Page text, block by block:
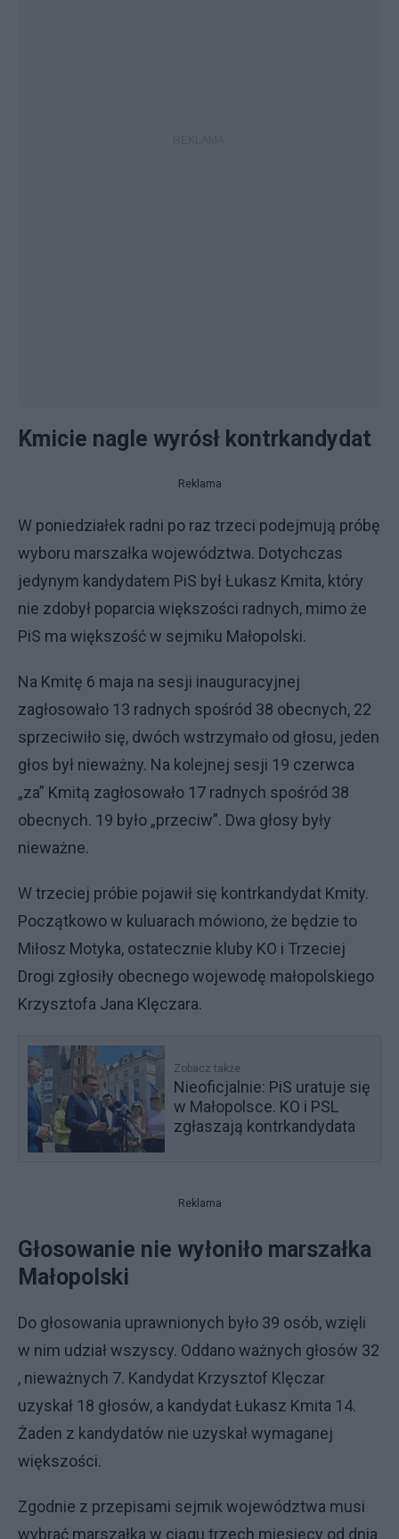
Kmicie nagle wyrósł kontrkandydat
Reklama
W poniedziałek radni po raz trzeci podejmują próbę
wyboru marszałka województwa. Dotychczas
jedynym kandydatem PiS był Łukasz Kmita, który
nie zdobył poparcia większości radnych, mimo że
PiS ma większość w sejmiku Małopolski.
Na Kmitę 6 maja na sesji inauguracyjnej
zagłosowało 13 radnych spośród 38 obecnych, 22
sprzeciwiło się, dwóch wstrzymało od głosu, jeden
głos był nieważny. Na kolejnej sesji 19 czerwca
„za” Kmitą zagłosowało 17 radnych spośród 38
obecnych. 19 było „przeciw”. Dwa głosy były
nieważne.
W trzeciej próbie pojawił się kontrkandydat Kmity.
Początkowo w kuluarach mówiono, że będzie to
Miłosz Motyka, ostatecznie kluby KO i Trzeciej
Drogi zgłosiły obecnego wojewodę małopolskiego
Krzysztofa Jana Klęczara.
Zobacz także
Nieoficjalnie: PiS uratuje się
w Małopolsce. KO i PSL
zgłaszają kontrkandydata
Reklama
Głosowanie nie wyłoniło marszałka
Małopolski
Do głosowania uprawnionych było 39 osób, wzięli
w nim udział wszyscy. Oddano ważnych głosów 32
, nieważnych 7. Kandydat Krzysztof Klęczar
uzyskał 18 głosów, a kandydat Łukasz Kmita 14.
Żaden z kandydatów nie uzyskał wymaganej
większości.
Zgodnie z przepisami sejmik województwa musi
wybrać marszałka w ciągu trzech miesięcy od dnia